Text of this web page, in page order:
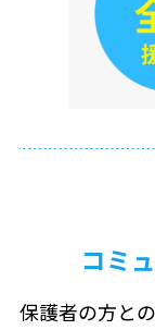
コミ
保護者の方と